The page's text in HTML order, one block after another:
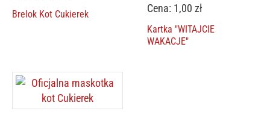
Brelok Kot Cukierek Cena: 1,00 zł
Kartka "WITAJCIE
WAKACJE"